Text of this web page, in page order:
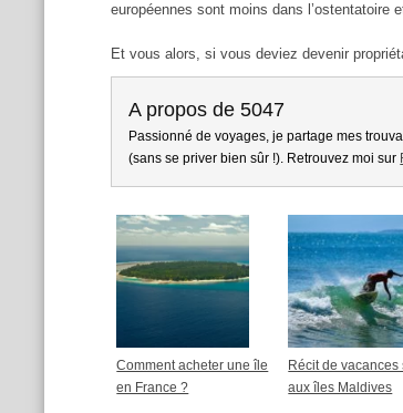
européennes sont moins dans l’ostentatoire
Et vous alors, si vous deviez devenir
A propos de 5047
Passionné de voyages, je partage mes
(sans se priver bien sûr !). Retrouvez moi sur
Comment acheter une île
en France ?
Récit de vacances
aux îles Maldives